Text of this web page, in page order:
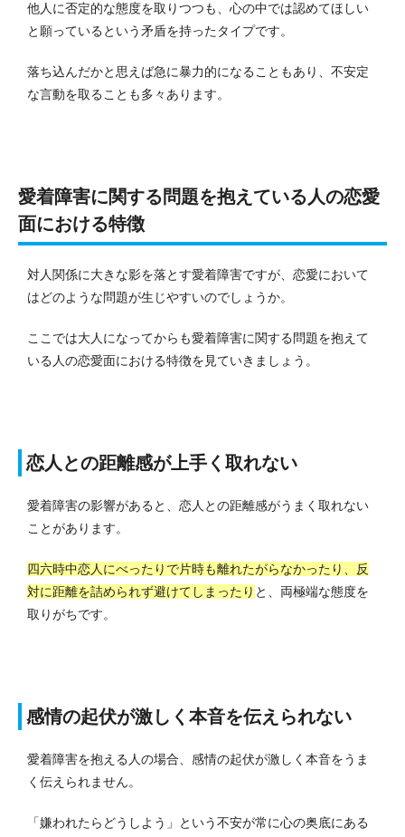
他人に否定的な態度を取りつつも、心の中では認めてほしい
と願っているという矛盾を持ったタイプです。
落ち込んだかと思えば急に暴力的になることもあり、不安定
な言動を取ることも多々あります。
愛着障害に関する問題を抱えている人の恋愛
面における特徴
対人関係に大きな影を落とす愛着障害ですが、恋愛において
はどのような問題が生じやすいのでしょうか。
ここでは大人になってからも愛着障害に関する問題を抱えて
いる人の恋愛面における特徴を見ていきましょう。
恋人との距離感が上手く取れない
愛着障害の影響があると、恋人との距離感がうまく取れない
ことがあります。
四六時中恋人にべったりで片時も離れたがらなかったり、反
対に距離を詰められず避けてしまったり と、両極端な態度を
取りがちです。
感情の起伏が激しく本音を伝えられない
愛着障害を抱える人の場合、感情の起伏が激しく本音をうま
く伝えられません。
「嫌われたらどうしよう」という不安が常に心の奥底にある